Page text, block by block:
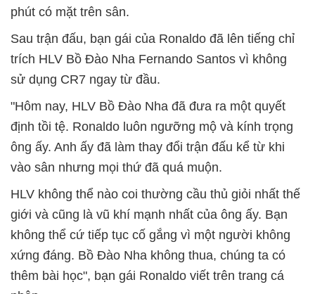
phút có mặt trên sân.
Sau trận đấu, bạn gái của Ronaldo đã lên tiếng chỉ
trích HLV Bồ Đào Nha Fernando Santos vì không
sử dụng CR7 ngay từ đầu.
"Hôm nay, HLV Bồ Đào Nha đã đưa ra một quyết
định tồi tệ. Ronaldo luôn ngưỡng mộ và kính trọng
ông ấy. Anh ấy đã làm thay đổi trận đấu kể từ khi
vào sân nhưng mọi thứ đã quá muộn.
HLV không thể nào coi thường cầu thủ giỏi nhất thế
giới và cũng là vũ khí mạnh nhất của ông ấy. Bạn
không thể cứ tiếp tục cố gắng vì một người không
xứng đáng. Bồ Đào Nha không thua, chúng ta có
thêm bài học", bạn gái Ronaldo viết trên trang cá